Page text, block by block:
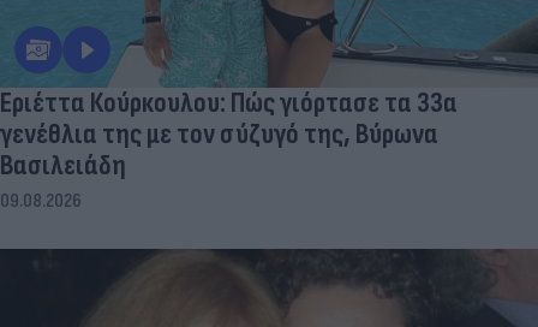
Εριέττα Κούρκουλου: Πώς γιόρτασε τα 33α
γενέθλια της με τον σύζυγό της, Βύρωνα
Βασιλειάδη
09.08.2026